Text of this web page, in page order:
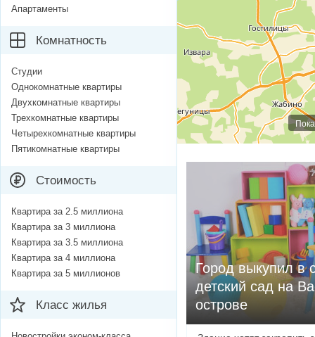
Город выкупил в
детский сад на
острове
Апартаменты
Комнатность
Студии
Однокомнатные квартиры
Двухкомнатные квартиры
Трехкомнатные квартиры
Четырехкомнатные квартиры
Пятикомнатные квартиры
Стоимость
Квартира за 2.5 миллиона
Квартира за 3 миллиона
Квартира за 3.5 миллиона
Квартира за 4 миллиона
Квартира за 5 миллионов
Класс жилья